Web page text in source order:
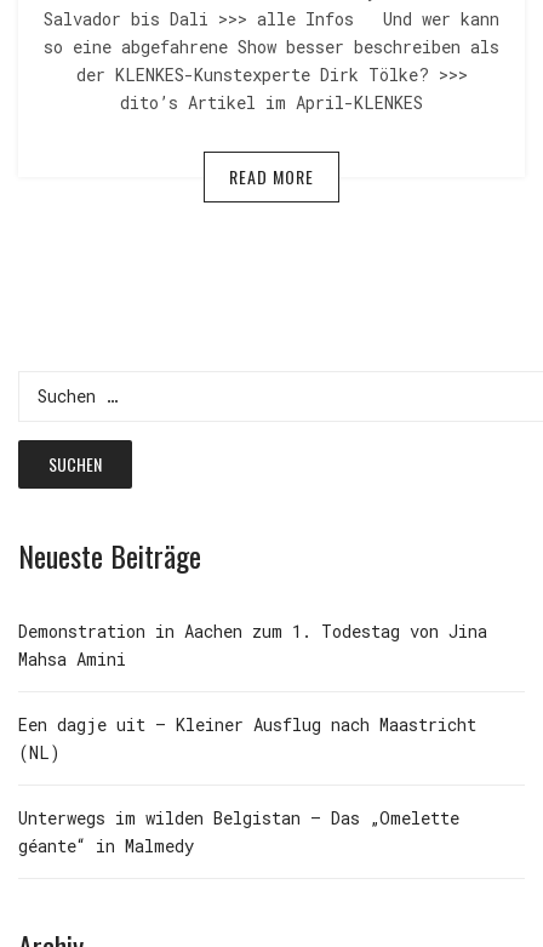
Salvador bis Dali >>> alle Infos Und wer kann
so eine abgefahrene Show besser beschreiben als
der KLENKES-Kunstexperte Dirk Tölke? >>>
dito’s Artikel im April-KLENKES
READ MORE
Suchen
Neueste Beiträge
Demonstration in Aachen zum 1. Todestag von Jina
Mahsa Amini
Een dagje uit – Kleiner Ausflug nach Maastricht
(NL)
Unterwegs im wilden Belgistan – Das „Omelette
géante“ in Malmedy